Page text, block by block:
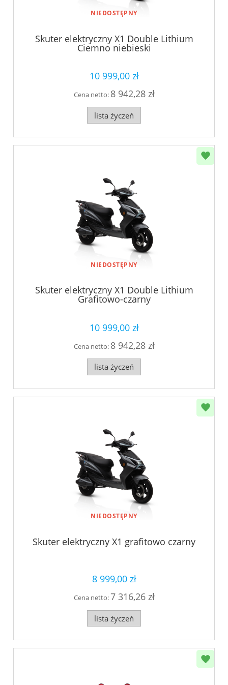
NIEDOSTĘPNY
Skuter elektryczny X1 Double Lithium
Ciemno niebieski
10 999,00 zł
Cena netto: 8 942,28 zł
lista życzeń
NIEDOSTĘPNY
Skuter elektryczny X1 Double Lithium
Grafitowo-czarny
10 999,00 zł
Cena netto: 8 942,28 zł
lista życzeń
NIEDOSTĘPNY
Skuter elektryczny X1 grafitowo czarny
8 999,00 zł
Cena netto:7 316,26 zł
lista życzeń